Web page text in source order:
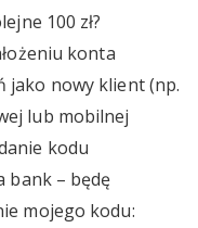
100 zł?
konta
jako nowy klient (np.
lub mobilnej
kodu
bank – będę
mojego kodu: